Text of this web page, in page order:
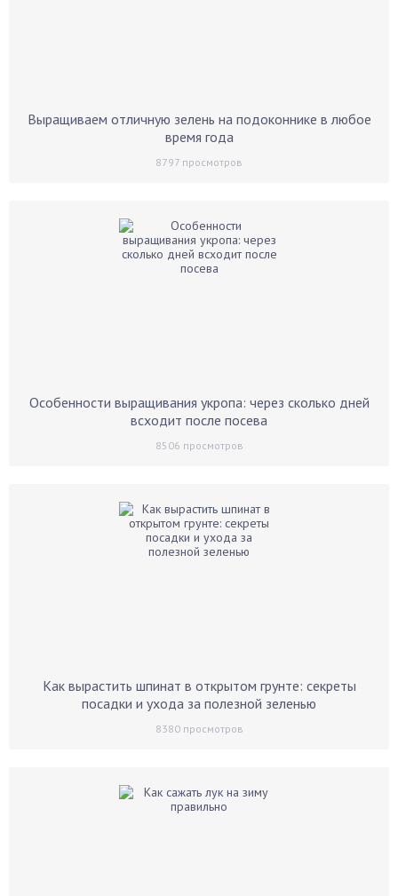
Выращиваем отличную зелень на подоконнике в любое
время года
8797 просмотров
Особенности выращивания укропа: через сколько дней
всходит после посева
8506 просмотров
Как вырастить шпинат в открытом грунте: секреты
посадки и ухода за полезной зеленью
8380просмотров